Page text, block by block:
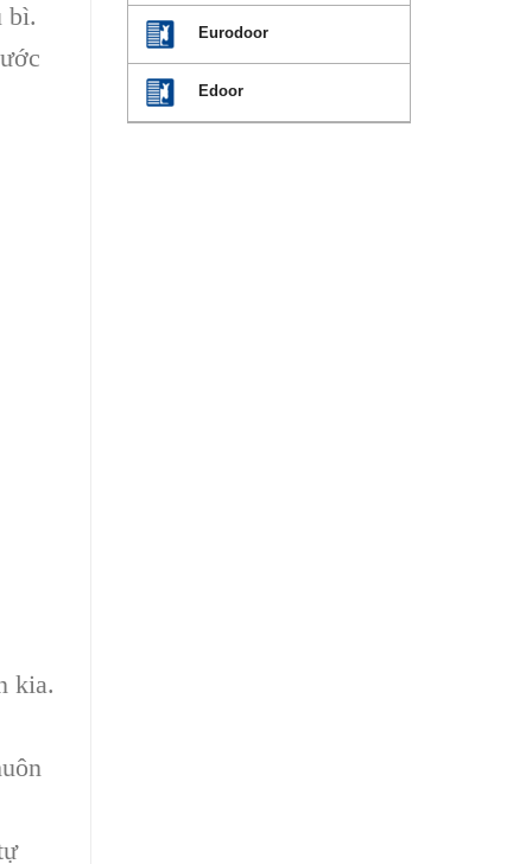
bì.
kia.
Eurodoor
Edoor